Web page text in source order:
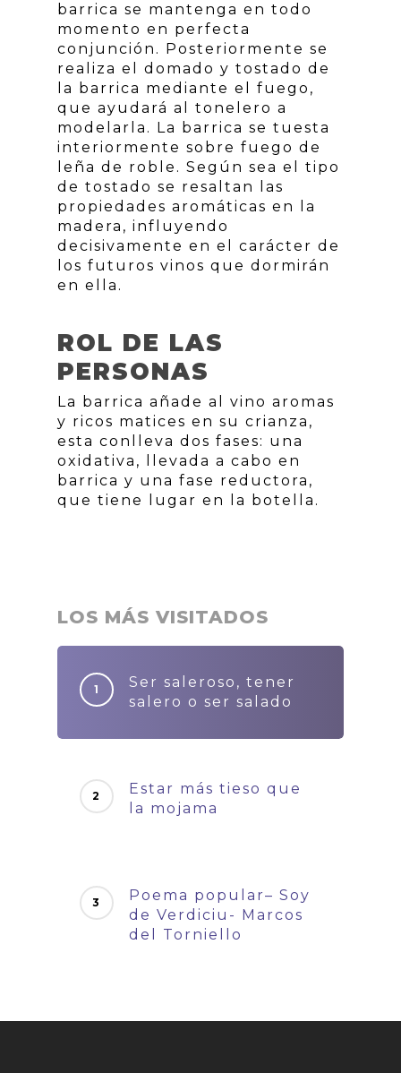
barrica se mantenga en todo
momento en perfecta
conjunción. Posteriormente se
realiza el domado y tostado de
la barrica mediante el fuego,
que ayudará al tonelero a
modelarla. La barrica se tuesta
interiormente sobre fuego de
leña de roble. Según sea el tipo
de tostado se resaltan las
propiedades aromáticas en la
madera, influyendo
decisivamente en el carácter de
los futuros vinos que dormirán
en ella.
ROL DE LAS
PERSONAS
La barrica añade al vino aromas
y ricos matices en su crianza,
esta conlleva dos fases: una
oxidativa, llevada a cabo en
barrica y una fase reductora,
que tiene lugar en la botella.
LOS MÁS VISITADOS
Ser saleroso, tener
salero o ser salado
Estar más tieso que
la mojama
Poema popular– Soy
de Verdiciu- Marcos
del Torniello